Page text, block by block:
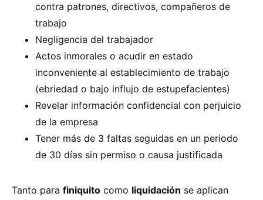
contra patrones, directivos, compañeros de
trabajo
Negligencia del trabajador
Actos inmorales o acudir en estado
inconveniente al establecimiento de trabajo
(ebriedad o bajo influjo de estupefacientes)
Revelar información confidencial con perjuicio
de la empresa
Tener más de 3 faltas seguidas en un periodo
de 30 días sin permiso o causa justificada
Tanto para finiquito como liquidación se aplican